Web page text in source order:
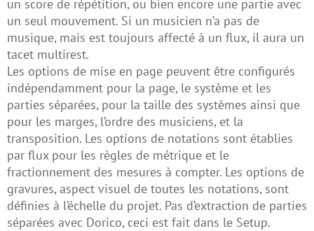
un score de répétition, ou bien encore une partie avec
un seul mouvement. Si un musicien n’a pas de
musique, mais est toujours affecté à un flux, il aura un
tacet multirest.
Les options de mise en page peuvent être configurés
indépendamment pour la page, le système et les
parties séparées, pour la taille des systèmes ainsi que
pour les marges, l’ordre des musiciens, et la
transposition. Les options de notations sont établies
par flux pour les règles de métrique et le
fractionnement des mesures à compter. Les options de
gravures, aspect visuel de toutes les notations, sont
définies à l’échelle du projet. Pas d’extraction de parties
séparées avec Dorico, ceci est fait dans le Setup.